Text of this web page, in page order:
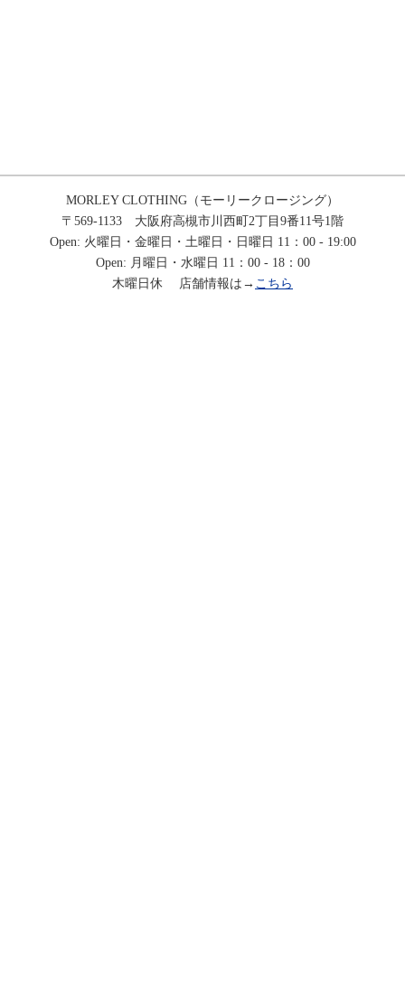
MORLEY CLOTHING（モーリークロージング）
〒569-1133 大阪府高槻市川西町2丁目9番11号1階
Open: 火曜日・金曜日・土曜日・日曜日 11：00 - 19:00
Open: 月曜日・水曜日 11：00 - 18：00
木曜日休 店舗情報は→ こちら